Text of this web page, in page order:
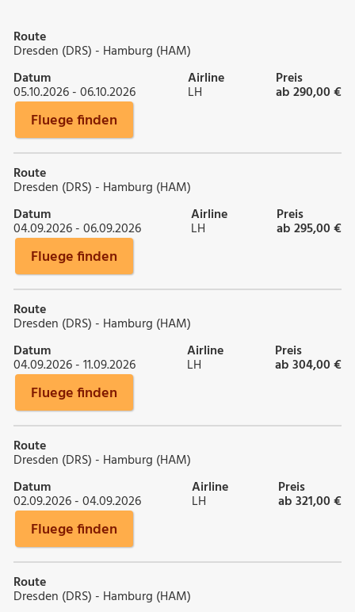
Route
Dresden (DRS) - Hamburg (HAM)
Datum
05.10.2026 - 06.10.2026
Airline
LH
Preis
ab 290,00 €
Fluege finden
Route
Dresden (DRS) - Hamburg (HAM)
Datum
04.09.2026 - 06.09.2026
Airline
LH
Preis
ab 295,00 €
Fluege finden
Route
Dresden (DRS) - Hamburg (HAM)
Datum
04.09.2026 - 11.09.2026
Airline
LH
Preis
ab 304,00 €
Fluege finden
Route
Dresden (DRS) - Hamburg (HAM)
Datum
02.09.2026 - 04.09.2026
Airline
LH
Preis
ab 321,00 €
Fluege finden
Route
Dresden (DRS) - Hamburg (HAM)